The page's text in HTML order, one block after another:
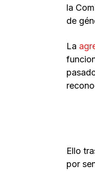
la
de
La
Ello
por